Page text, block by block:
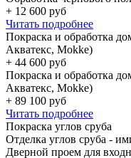
+ 12 600 руб
Читать подробнее
Покраска и обработка
Акватекс, Mokke)
+ 44 600 руб
Покраска и обработка
Акватекс, Mokke)
+ 89 100 руб
Читать подробнее
Покраска углов сруба
Отделка углов сруба -
Дверной проем для